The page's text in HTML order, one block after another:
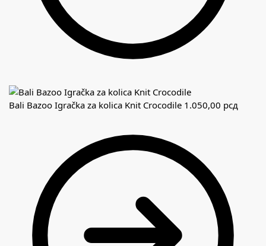
Bali Bazoo Igračka za kolica Knit Crocodile 1.050,00 рсд